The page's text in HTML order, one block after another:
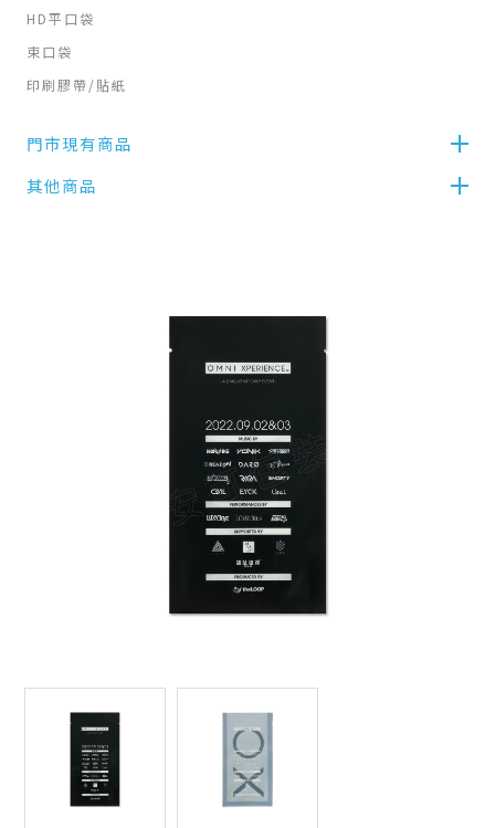
HD平口袋
束口袋
印刷膠帶/貼紙
門市現有商品
其他商品